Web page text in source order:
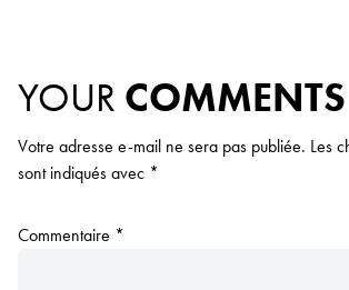
YOUR COMMENTS
Votre adresse e-mail ne sera pas publiée. Les
sont indiqués avec *
Commentaire *